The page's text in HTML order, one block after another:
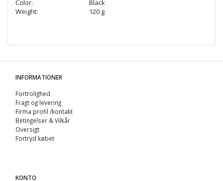
Color:
Black
Weight:
120 g
INFORMATIONER
Fortrolighed
Fragt og levering
Firma profil /kontakt
Betingelser & Vilkår
Oversigt
Fortryd købet
KONTO